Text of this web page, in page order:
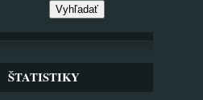
ŠTATISTIKY